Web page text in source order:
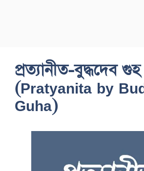
প্রত্যানীত-বুদ্ধদেব গুহ
(Pratyanita by
Guha)